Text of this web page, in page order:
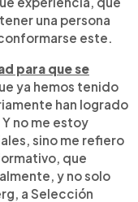
una persona
este.
para que se
ya hemos tenido
han logrado
no me estoy
sino me refiero
que
y no solo
a Selección